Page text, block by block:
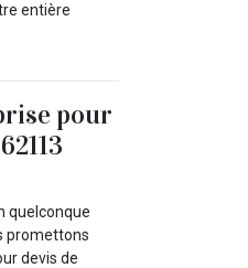
entière
pour
quelconque
promettons
devis de